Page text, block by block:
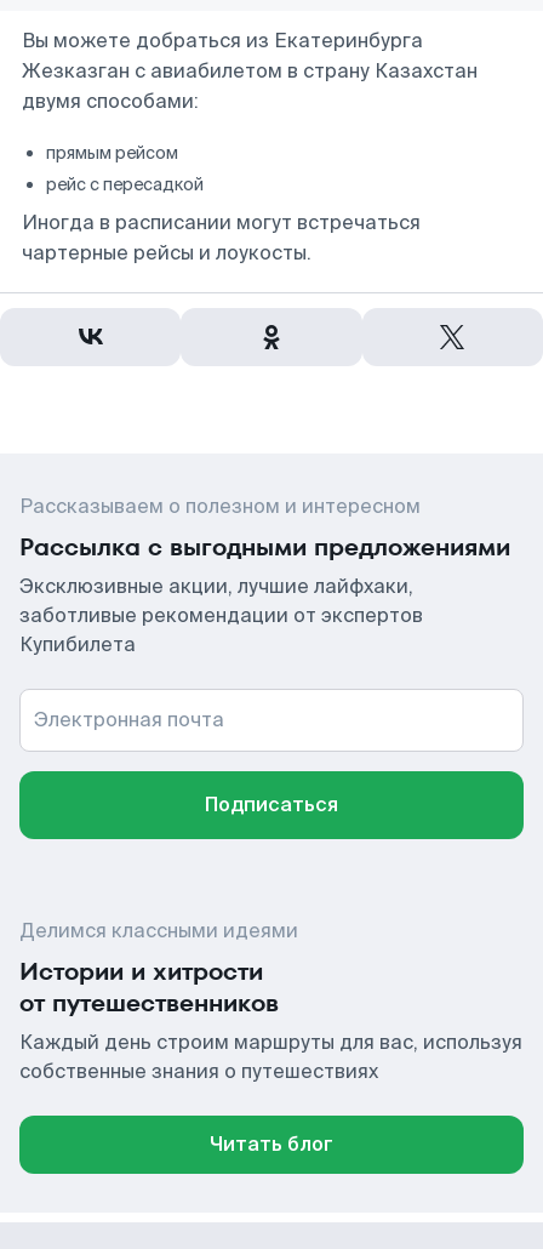
Вы можете добраться из Екатеринбурга
Жезказган с авиабилетом в страну Казахстан
двумя способами:
прямым рейсом
рейс с пересадкой
Иногда в расписании могут встречаться
чартерные рейсы и лоукосты.
Рассказываем о полезном и интересном
Рассылка с выгодными предложениями
Эксклюзивные акции, лучшие лайфхаки,
заботливые рекомендации от экспертов
Купибилета
Электронная почта
Подписаться
Делимся классными идеями
Истории и хитрости
от путешественников
Каждый день строим маршруты для вас, используя
собственные знания о путешествиях
Читать блог